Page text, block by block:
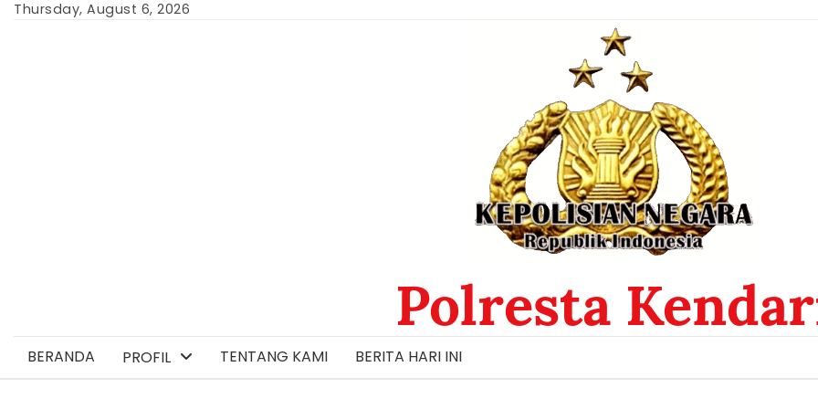
SkipThursday, August 6, 2026
Polresta
BERANDA PROFIL TENTANG KAMI BERITA HARI INI